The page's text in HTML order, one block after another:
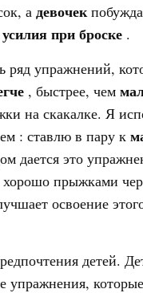
а девочек
при броске .
ряд упражнений,
, быстрее, чем
на скакалке. Я
: ставлю в пару к
дается это
хорошо прыжками
освоение
детей.
упражнения,